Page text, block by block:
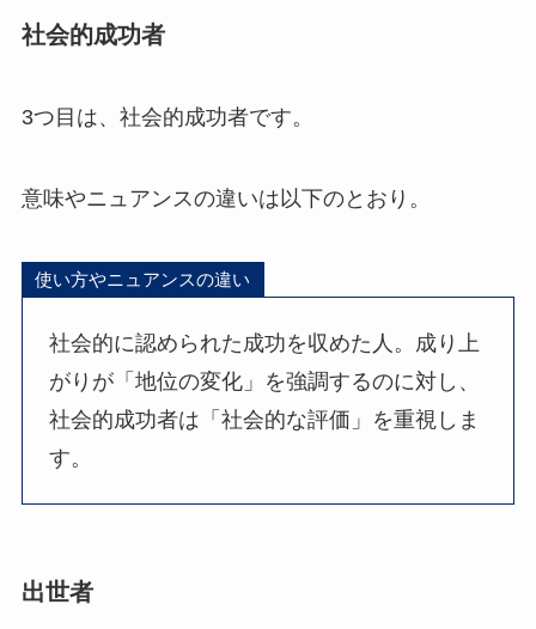
社会的成功者
3つ目は、社会的成功者です。
意味やニュアンスの違いは以下のとおり。
使い方やニュアンスの違い
社会的に認められた成功を収めた人。成り上
がりが「地位の変化」を強調するのに対し、
社会的成功者は「社会的な評価」を重視しま
す。
出世者